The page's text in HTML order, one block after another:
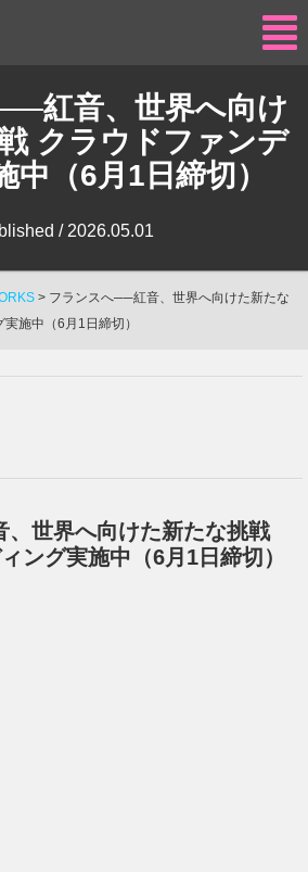
紅音、世界へ向け
クラウドファンデ
中（6月1日締切）
/ 2026.05.01
> フランスへ──紅音、世界へ向けた新たな
施中（6月1日締切）
世界へ向けた新たな挑戦
ング実施中（6月1日締切）